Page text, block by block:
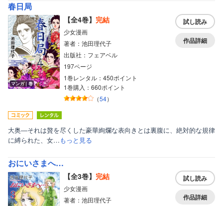
春日局
マンガ｜巻
【全4巻】 完結
少女漫画
著者：池田理代子
出版社：フェアベル
197ページ
1巻レンタル：450ポイント
1巻購入：660ポイント
（54）
試し読み
作品詳細
大奥―それは贅を尽くした豪華絢爛な表向きとは裏腹に、絶対的な規律
に縛られた、女…もっと見る
おにいさまへ…
【全3巻】 完結
少女漫画
著者：池田理代子
試し読み
作品詳細